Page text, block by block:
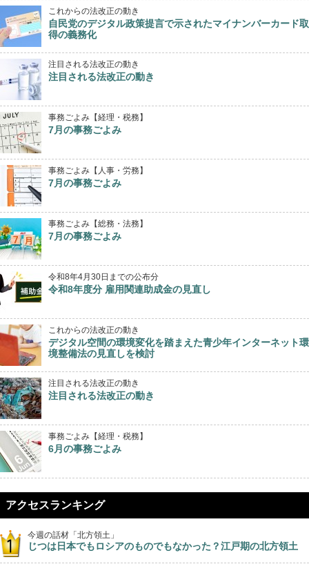
これからの法改正の動き
自民党のデジタル政策提言で示されたマイナンバーカード取
得の義務化
注目される法改正の動き
注目される法改正の動き
事務ごよみ【経理・税務】
7月の事務ごよみ
事務ごよみ【人事・労務】
7月の事務ごよみ
事務ごよみ【総務・法務】
7月の事務ごよみ
令和8年4月30日までの公布分
令和8年度分 雇用関連助成金の見直し
これからの法改正の動き
デジタル空間の環境変化を踏まえた青少年インターネット環
境整備法の見直しを検討
注目される法改正の動き
注目される法改正の動き
事務ごよみ【経理・税務】
6月の事務ごよみ
アクセスランキング
今週の話材「北方領土」
じつは日本でもロシアのものでもなかった？江戸期の北方領土